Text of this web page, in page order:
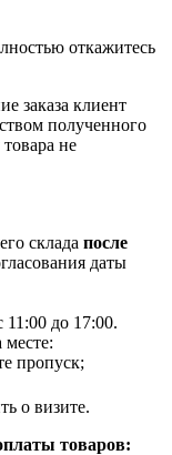
откажитесь
заказа клиент
полученного
не
склада после
даты
11:00 до 17:00.
месте:
пропуск;
о визите.
товаров: